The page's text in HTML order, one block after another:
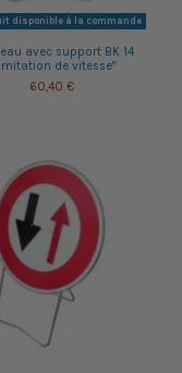
disponible à la commande
avec support BK 14
de vitesse"
60,40 €